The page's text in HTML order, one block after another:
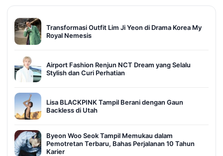
Transformasi Outfit Lim Ji Yeon di Drama Korea My
Royal Nemesis
Airport Fashion Renjun NCT Dream yang Selalu
Stylish dan Curi Perhatian
Lisa BLACKPINK Tampil Berani dengan Gaun
Backless di Utah
Byeon Woo Seok Tampil Memukau dalam
Pemotretan Terbaru, Bahas Perjalanan 10 Tahun
Karier